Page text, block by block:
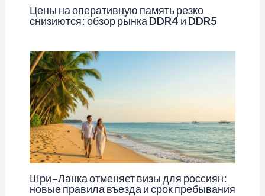
Цены на оперативную память резко
снизиются: обзор рынка DDR4 и DDR5
Шри-Ланка отменяет визы для россиян:
новые правила въезда и срок пребывания